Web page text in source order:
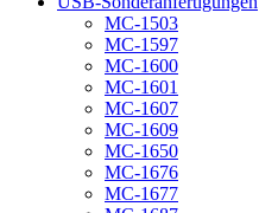
MC-1503
MC-1597
MC-1600
MC-1601
MC-1607
MC-1609
MC-1650
MC-1676
MC-1677